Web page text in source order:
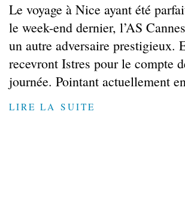
Le voyage à Nice ayant été
le week-end dernier, l’AS
un autre adversaire prestigieux.
recevront Istres pour le compte
journée. Pointant actuellement
LIRE LA SUITE